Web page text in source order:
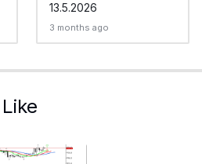
13.5.2026
3 months ago